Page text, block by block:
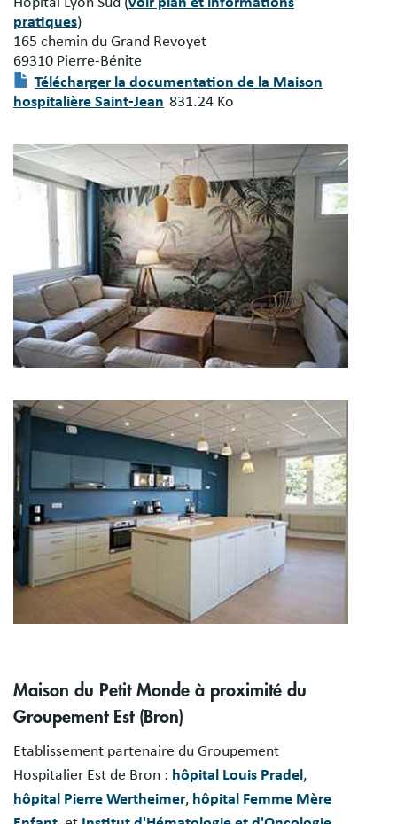
pratiques)
165 chemin du Grand Revoyet
69310 Pierre-Bénite
Document
Télécharger la documentation de la Maison
hospitalière Saint-Jean 831.24 Ko
Image
Image
Maison du Petit Monde à proximité du
Groupement Est (Bron)
Etablissement partenaire du Groupement
Hospitalier Est de Bron : hôpital Louis Pradel ,
hôpital Pierre Wertheimer, hôpital Femme Mère